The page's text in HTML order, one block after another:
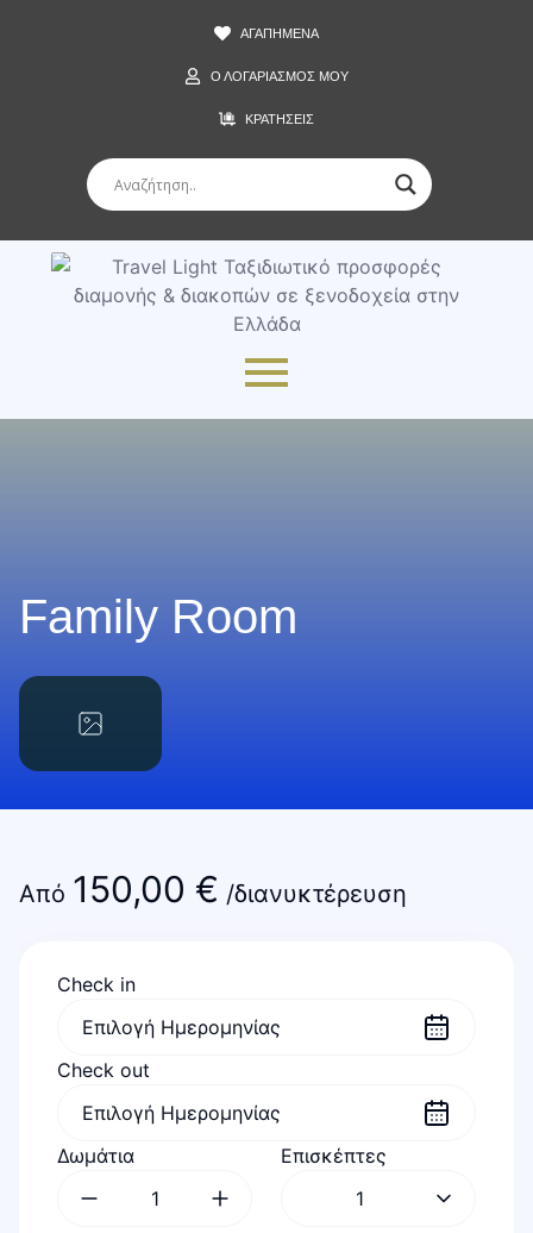
ΑΓΑΠΗΜΕΝΑ
Ο ΛΟΓΑΡΙΑΣΜΟΣ ΜΟΥ
ΚΡΑΤΗΣΕΙΣ
Family Room
Από 150,00 € /διανυκτέρευση
Check in
Check out
Δωμάτια
Επισκέπτες
1